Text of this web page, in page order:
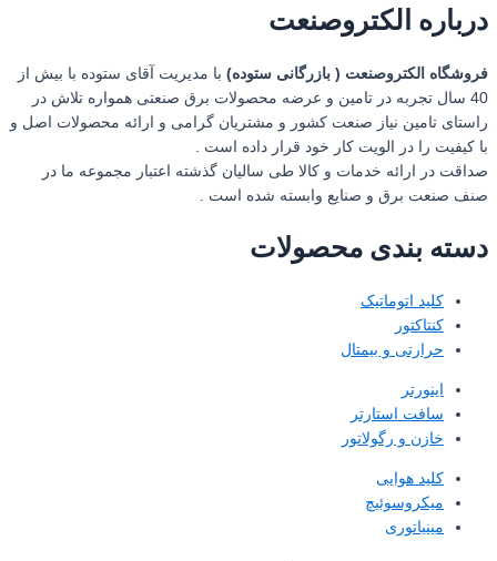
درباره الکتروصنعت
فروشگاه الکتروصنعت ( بازرگانی ستوده) با مدیریت آقای ستوده با بیش از
40 سال تجربه در تامین و عرضه محصولات برق صنعتی همواره تلاش در
راستای تامین نیاز صنعت کشور و مشتریان گرامی و ارائه محصولات اصل و
با کیفیت را در الویت کار خود قرار داده است .
صداقت در ارائه خدمات و کالا طی سالیان گذشته اعتبار مجموعه ما در
صنف صنعت برق و صنایع وابسته شده است .
دسته بندی محصولات
کلید اتوماتیک
کنتاکتور
حرارتی و بیمتال
اینورتر
سافت استارتر
خازن و رگولاتور
کلید هوایی
میکروسوئیچ
مینیاتوری